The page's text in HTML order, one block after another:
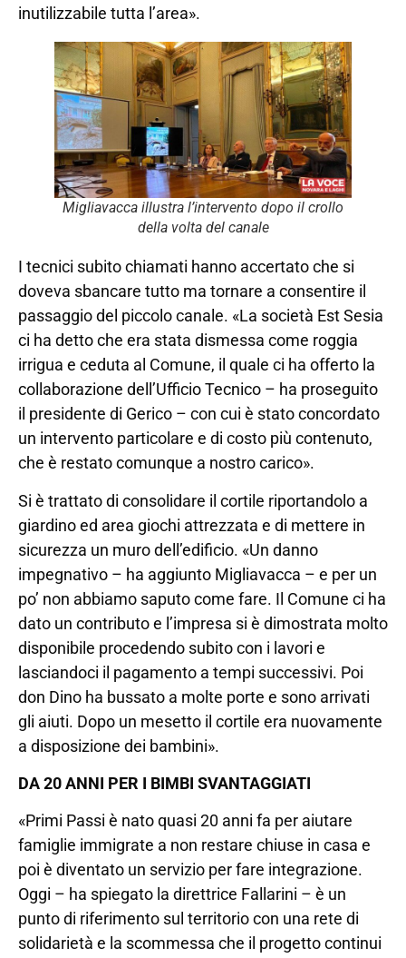
inutilizzabile tutta l’area».
Migliavacca illustra l’intervento dopo il crollo
della volta del canale
I tecnici subito chiamati hanno accertato che si
doveva sbancare tutto ma tornare a consentire il
passaggio del piccolo canale. «La società Est Sesia
ci ha detto che era stata dismessa come roggia
irrigua e ceduta al Comune, il quale ci ha offerto la
collaborazione dell’Ufficio Tecnico – ha proseguito
il presidente di Gerico – con cui è stato concordato
un intervento particolare e di costo più contenuto,
che è restato comunque a nostro carico».
Si è trattato di consolidare il cortile riportandolo a
giardino ed area giochi attrezzata e di mettere in
sicurezza un muro dell’edificio. «Un danno
impegnativo – ha aggiunto Migliavacca – e per un
po’ non abbiamo saputo come fare. Il Comune ci ha
dato un contributo e l’impresa si è dimostrata molto
disponibile procedendo subito con i lavori e
lasciandoci il pagamento a tempi successivi. Poi
don Dino ha bussato a molte porte e sono arrivati
gli aiuti. Dopo un mesetto il cortile era nuovamente
a disposizione dei bambini».
DA 20 ANNI PER I BIMBI SVANTAGGIATI
«Primi Passi è nato quasi 20 anni fa per aiutare
famiglie immigrate a non restare chiuse in casa e
poi è diventato un servizio per fare integrazione.
Oggi – ha spiegato la direttrice Fallarini – è un
punto di riferimento sul territorio con una rete di
solidarietà e la scommessa che il progetto continui